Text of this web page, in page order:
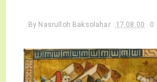
By Nasrulloh Baksolahar 17.08.00 0